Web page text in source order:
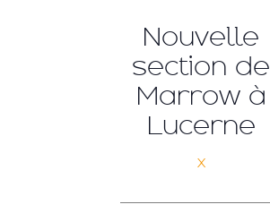
Nouvelle
section de
Marrow à
Lucerne
x